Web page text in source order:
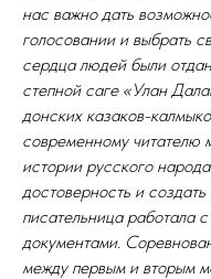
нас важно дать
голосовании и выбрать
сердца людей были
степной саге «Улан
донских казаков-
современному читателю
истории русского
достоверность и
писательница работала
документами.
между первым и вторым